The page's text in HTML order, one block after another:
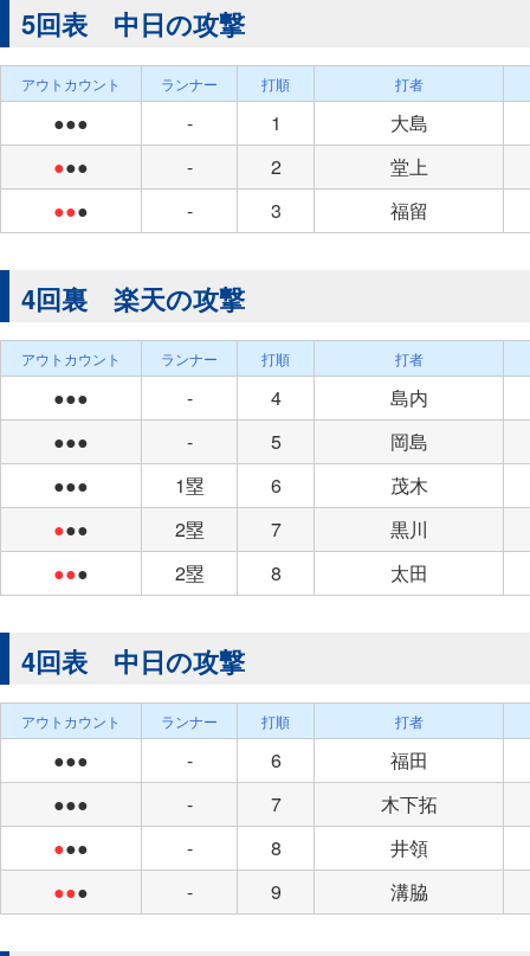
5回表 中日の攻撃
アウトカウント ランナー 打順 打者
●●● - 1
大島
●●● - 2
堂上
●●● - 3 福留
4回裏 楽天の攻撃
アウトカウント ランナー 打順 打者
●●● - 4
島内
●●●
- 5
岡島
●●●
1塁 6
茂木
●●● 2塁 7
黒川
●●● 2塁 8 太田
4回表 中日の攻撃
アウトカウント ランナー 打順 打者
●●● - 6
福田
●●●
- 7
木下拓
●●● - 8
井領
●●● - 9 溝脇